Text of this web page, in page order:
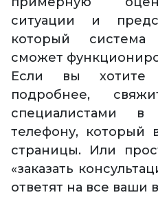
ситуации и
который система
сможет
Если вы хотите
подробнее,
специалистами
телефону, который
страницы. Или
«заказать
ответят на все ваши